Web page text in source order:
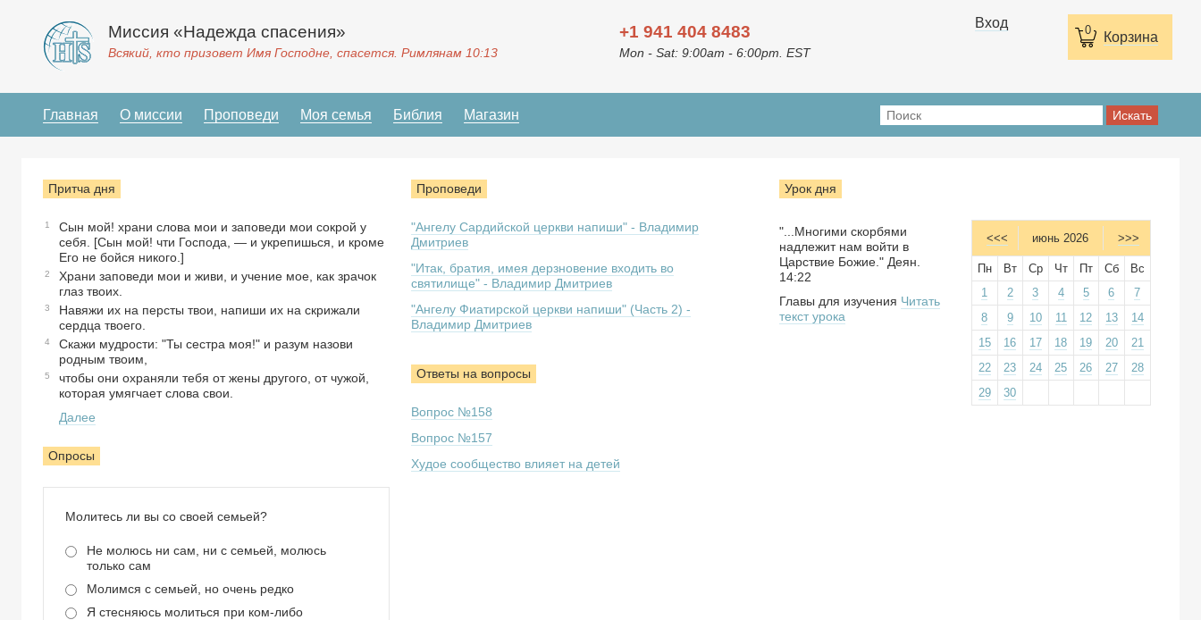
0 Корзина
Миссия «Надежда спасения»
Всякий, кто призовет Имя Господне, спасется. Римлянам 10:13
+1 941 404 8483
Mon - Sat: 9:00am - 6:00pm. EST
Вход
Главная О миссии Проповеди Моя семья Библия Магазин
Притча дня
1
Сын мой! храни слова мои и заповеди мои сокрой у
себя. [Сын мой! чти Господа, — и укрепишься, и кроме
Его не бойся никого.]
2
Храни заповеди мои и живи, и учение мое, как зрачок
глаз твоих.
3
Навяжи их на персты твои, напиши их на скрижали
сердца твоего.
4
Скажи мудрости: "Ты сестра моя!" и разум назови
родным твоим,
5
чтобы они охраняли тебя от жены другого, от чужой,
которая умягчает слова свои.
Далее
Опросы
Молитесь ли вы со своей семьей?
Не молюсь ни сам, ни с семьей, молюсь
только сам
Молимся с семьей, но очень редко
Я стесняюсь молиться при ком-либо
Проповеди
"Ангелу Сардийской церкви напиши" - Владимир
Дмитриев
"Итак, братия, имея дерзновение входить во
святилище" - Владимир Дмитриев
"Ангелу Фиатирской церкви напиши" (Часть 2) -
Владимир Дмитриев
Ответы на вопросы
Вопрос №158
Вопрос №157
Худое сообщество влияет на детей
Урок дня
<<< июнь 2026 >>>
Пн Вт Ср Чт Пт Сб
Вс
1
2 3 4 5 6
7
8
9 10 11 12 13
14
15
16 17 18 19 20
21
22
23 24 25 26 27
28
29
30
"...Многими скорбями
надлежит нам войти в
Царствие Божие." Деян.
14:22
Главы для изучения Читать
текст урока